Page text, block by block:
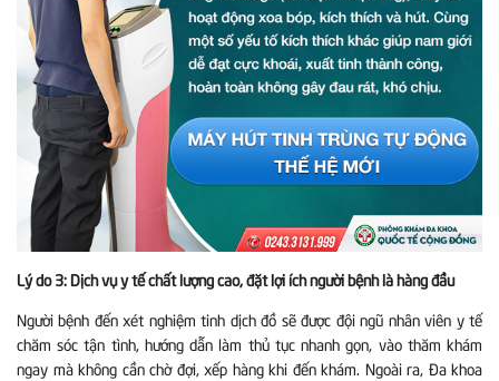
Lý do 3: Dịch vụ y tế chất lượng cao, đặt lợi ích người bệnh là hàng đầu
Người bệnh đến xét nghiệm tinh dịch đồ sẽ được đội ngũ nhân viên y tế
chăm sóc tận tình, hướng dẫn làm thủ tục nhanh gọn, vào thăm khám
ngay mà không cần chờ đợi, xếp hàng khi đến khám. Ngoài ra, Đa khoa